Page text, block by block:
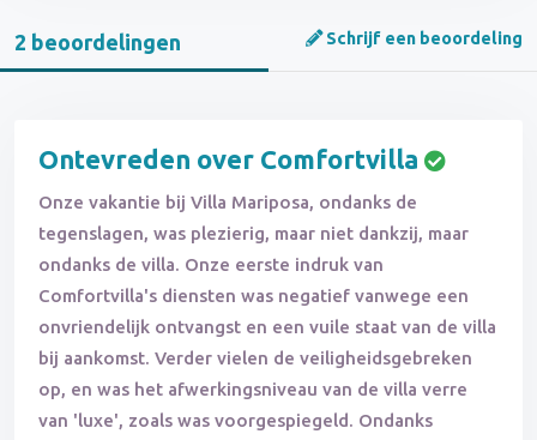
2 beoordelingen Schrijf een beoordeling
Ontevreden over Comfortvilla
Onze vakantie bij Villa Mariposa, ondanks de
tegenslagen, was plezierig, maar niet dankzij, maar
ondanks de villa. Onze eerste indruk van
Comfortvilla's diensten was negatief vanwege een
onvriendelijk ontvangst en een vuile staat van de villa
bij aankomst. Verder vielen de veiligheidsgebreken
op, en was het afwerkingsniveau van de villa verre
van 'luxe', zoals was voorgespiegeld. Ondanks